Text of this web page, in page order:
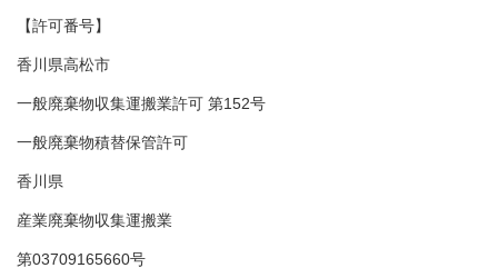
【許可番号】
香川県高松市
一般廃棄物収集運搬業許可 第152号
一般廃棄物積替保管許可
香川県
産業廃棄物収集運搬業
第03709165660号